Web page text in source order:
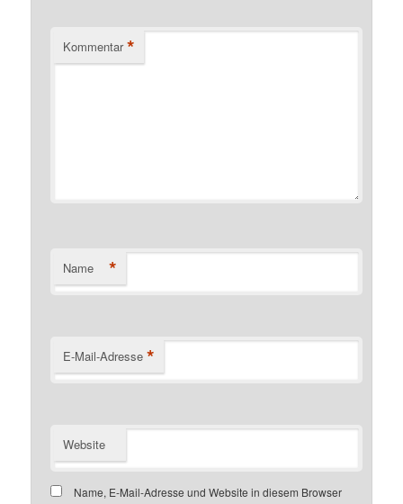
Kommentar *
Name *
E-Mail-Adresse *
Website
Name, E-Mail-Adresse und Website in diesem Browser